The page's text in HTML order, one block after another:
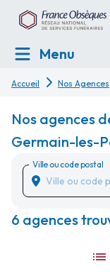
Menu
Accueil Nos Agences
Nos agences
Germain-les-
Ville ou code postal
6 agences